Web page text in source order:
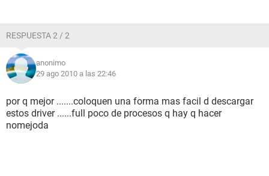
RESPUESTA 2 / 2
anonimo
29 ago 2010 a las 22:46
por q mejor .......coloquen una forma mas facil d descargar
estos driver ......full poco de procesos q hay q hacer
nomejoda